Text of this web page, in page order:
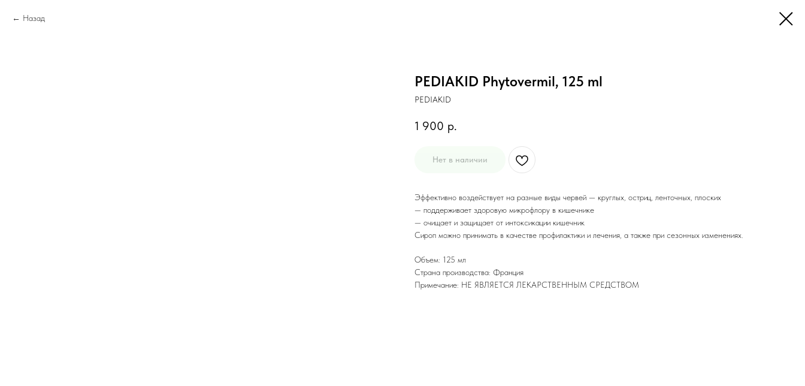
Назад
PEDIAKID Phytovermil, 125 ml
PEDIAKID
1 900 р.
Нет в наличии
Эффективно воздействует на разные виды червей — круглых, остриц, ленточных, плоских
— поддерживает здоровую микрофлору в кишечнике
— очищает и защищает от интоксикации кишечник
Сироп можно принимать в качестве профилактики и лечения, а также при сезонных изменениях.
Объем: 125 мл
Страна производства: Франция
Примечание: НЕ ЯВЛЯЕТСЯ ЛЕКАРСТВЕННЫМ СРЕДСТВОМ